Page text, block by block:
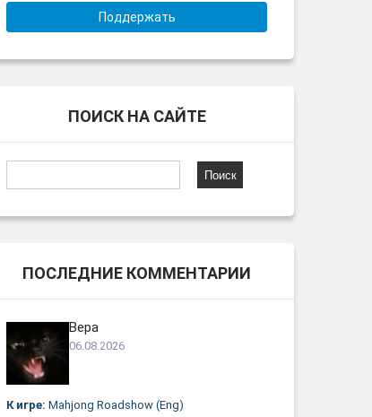
Поддержать
ПОИСК НА САЙТЕ
ПОСЛЕДНИЕ КОММЕНТАРИИ
Вера
06.08.2026
К игре: Mahjong Roadshow (Eng)